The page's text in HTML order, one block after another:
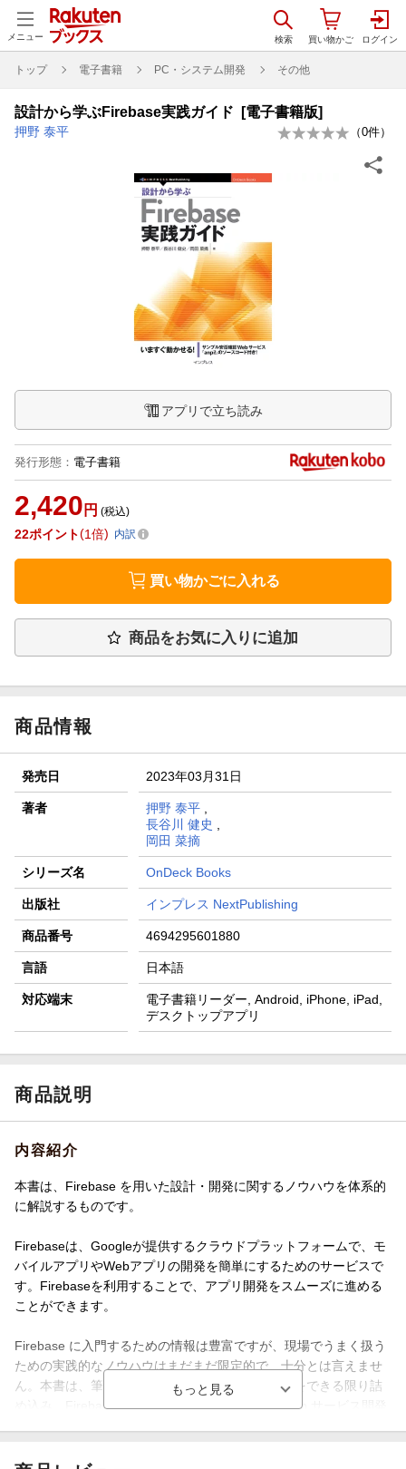
メニュー
トップ 電子書籍 PC・システム開発 その他
設計から学ぶFirebase実践ガイド [電子書籍版]
押野 泰平 （0件）
アプリで立ち読み
発行形態 ： 電子書籍
2,420 円 (税込)
22ポイント 1倍 内訳
買い物かごに入れる
商品をお気に入りに追加
商品情報
発売日 2023年03月31日
著者 押野 泰平,
長谷川 健史 ,
岡田 菜摘
シリーズ名 OnDeck Books
出版社 インプレス NextPublishing
商品番号 4694295601880
言語 日本語
対応端末
電子書籍リーダー, Android, iPhone, iPad,
デスクトップアプリ
商品説明
内容紹介
本書は、Firebase を用いた設計・開発に関するノウハウを体系的
に解説するものです。
Firebaseは、Googleが提供するクラウドプラットフォームで、モ
バイルアプリやWebアプリの開発を簡単にするためのサービスで
す。Firebaseを利用することで、アプリ開発をスムーズに進める
ことができます。
Firebase に入門するための情報は豊富ですが、現場でうまく扱う
ための実践的なノウハウはまだまだ限定的で、十分とは言えませ
ん。本書は、筆者らの経験を通じて得たノウハウをできる限り詰
め込み、Firebaseを利用する開発者に向けて、Web サービス開発
すのみだけではなく、まず設計段階で検討すべき認証や認可、コ